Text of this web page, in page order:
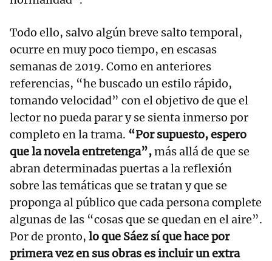
Todo ello, salvo algún breve salto temporal,
ocurre en muy poco tiempo, en escasas
semanas de 2019. Como en anteriores
referencias, “he buscado un estilo rápido,
tomando velocidad” con el objetivo de que el
lector no pueda parar y se sienta inmerso por
completo en la trama. “Por supuesto, espero
que la novela entretenga”,más allá de que se
abran determinadas puertas a la reflexión
sobre las temáticas que se tratan y que se
proponga al público que cada persona complete
algunas de las “cosas que se quedan en el aire”.
Por de pronto, lo que Sáez sí que hace por
primera vez en sus obras es incluir un extra